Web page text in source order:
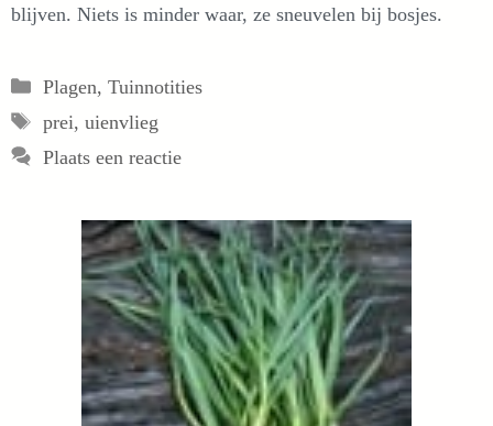
blijven. Niets is minder waar, ze sneuvelen bij bosjes.
Categorieën
Plagen, Tuinnotities
Tags
prei, uienvlieg
Plaats een reactie